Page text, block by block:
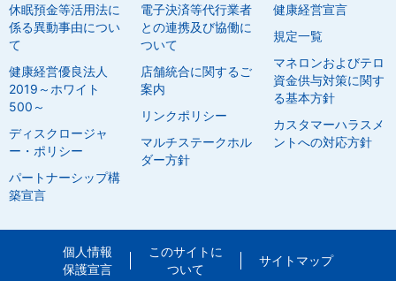
休眠預金等活用法に
係る異動事由につい
て
健康経営優良法人
2019～ホワイト
500～
ディスクロージャ
ー・ポリシー
パートナーシップ構
築宣言
電子決済等代行業者
との連携及び協働に
ついて
店舗統合に関するご
案内
リンクポリシー
マルチステークホル
ダー方針
健康経営宣言
規定一覧
マネロンおよびテロ
資金供与対策に関す
る基本方針
カスタマーハラスメ
ントへの対応方針
個人情報
保護宣言
このサイトに
ついて
サイトマップ